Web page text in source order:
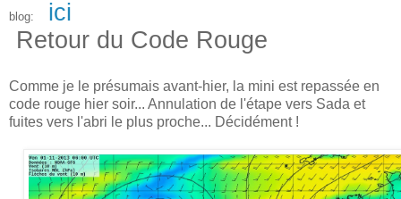
blog:
ici
Retour du Code Rouge
Comme je le présumais avant-hier, la mini est repassée en
code rouge hier soir... Annulation de l'étape vers Sada et
fuites vers l'abri le plus proche... Décidément !